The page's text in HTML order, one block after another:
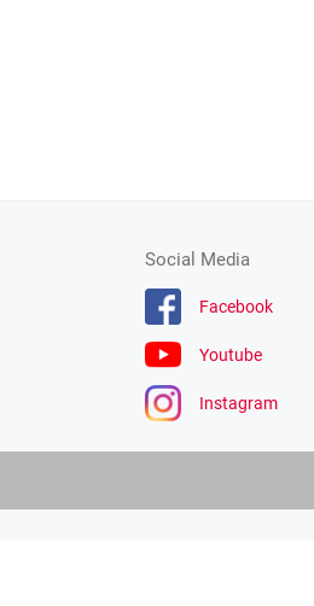
Social Media
Facebook
Youtube
Instagram